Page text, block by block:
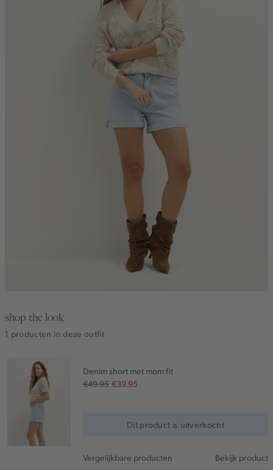
shop the look
1 producten in deze outfit
Denim short met mom fit
€49.95 €39.95
Dit product is uitverkocht
Vergelijkbare producten Bekijk product